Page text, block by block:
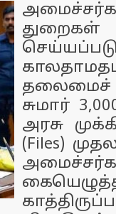
தலைமைச்
சுமார்
அரசு
(Files)